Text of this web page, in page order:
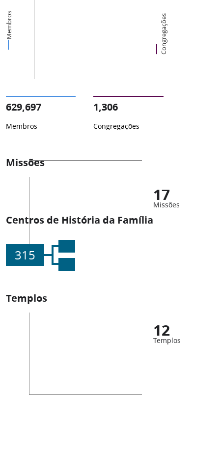
Membros Congregações
629,697
Membros
1,306
Congregações
Missões
17
Missões
Centros de História da Família
315
Templos
12
Templos